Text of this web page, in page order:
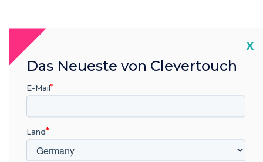
READ NEXT
X
Das Neueste von Clevertouch
E-Mail
Land